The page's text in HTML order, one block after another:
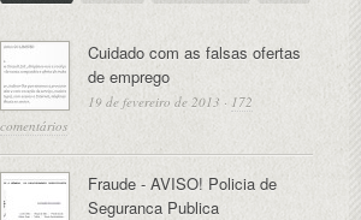
Cuidado com as falsas ofertas
de emprego
19 de fevereiro de 2013 · 172
comentários
Fraude - AVISO! Policia de
Seguranca Publica